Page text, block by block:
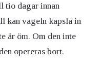
tio dagar innan
kan vageln kapsla in
är öm. Om den inte
opereras bort.